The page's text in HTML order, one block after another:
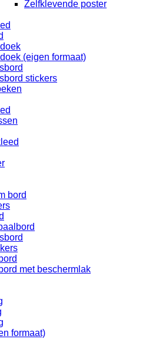
Zelfklevende poster
(eigen formaat)
stickers
bord
met beschermlak
formaat)